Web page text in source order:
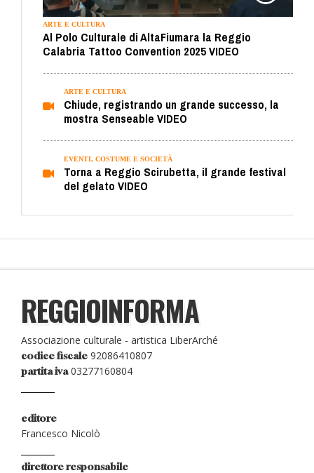
ARTE E CULTURA
Al Polo Culturale di AltaFiumara la Reggio
Calabria Tattoo Convention 2025 VIDEO
ARTE E CULTURA
Chiude, registrando un grande successo, la
mostra Senseable VIDEO
EVENTI, COSTUME E SOCIETÀ
Torna a Reggio Scirubetta, il grande festival
del gelato VIDEO
REGGIOINFORMA
Associazione culturale - artistica LiberArché
codice fiscale 92086410807
partita iva03277160804
editore
Francesco Nicolò
direttore responsabile